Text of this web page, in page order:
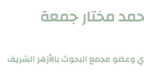
مختار جمعة
وعضو مجمع البحوث بالأزهر الشريف